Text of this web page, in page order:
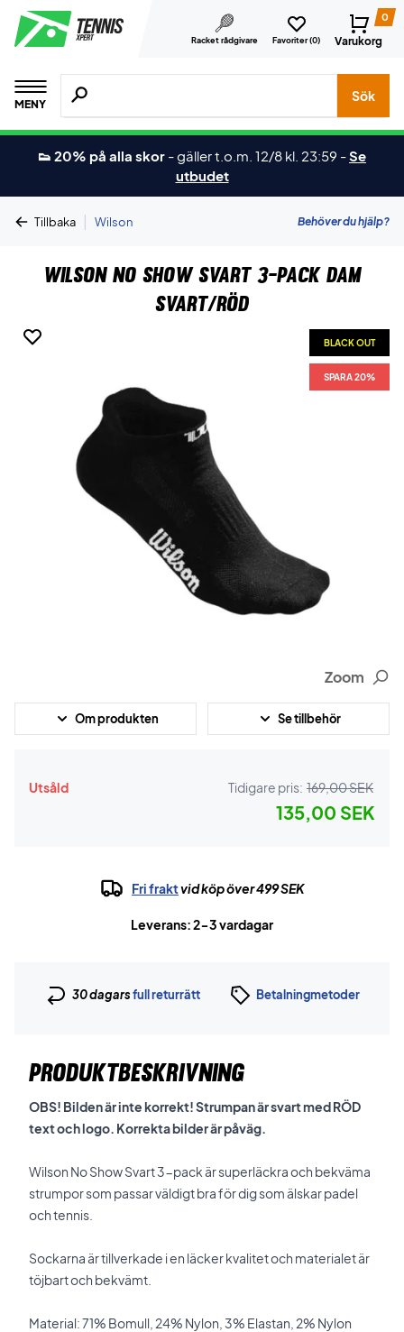
Racket rådgivare Favoriter (0)
0
Varukorg
MENY
Sök efter produkter, märken osv.
Sök
👟 20% på alla skor -gäller t.o.m. 12/8 kl. 23:59 -Se
utbudet
Tillbaka | Wilson Behöver du hjälp?
Wilson No Show Svart 3-pack Dam
Svart/Röd
BLACK OUT
SPARA 20%
Zoom
Om produkten Se tillbehör
Utsåld Tidigare pris: 169,00 SEK
135,00 SEK
Fri fraktvid köp över 499 SEK
Leverans: 2-3 vardagar
30 dagarsfull returrätt Betalningmetoder
PRODUKTBESKRIVNING
OBS! Bilden är inte korrekt! Strumpan är svart med RÖD
text och logo. Korrekta bilder är påväg.
Wilson No Show Svart 3-pack är superläckra och bekväma
strumpor som passar väldigt bra för dig som älskar padel
och tennis.
Sockarna är tillverkade i en läcker kvalitet och materialet är
töjbart och bekvämt.
Material: 71% Bomull, 24% Nylon, 3% Elastan, 2% Nylon